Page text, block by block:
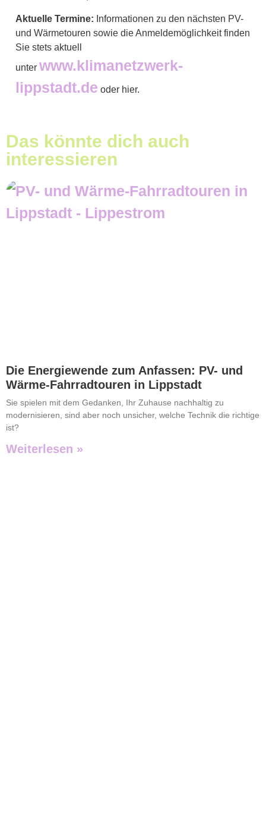
Aktuelle Termine: Informationen zu den nächsten PV-
und Wärmetouren sowie die Anmeldemöglichkeit finden
Sie stets aktuell
unter www.klimanetzwerk-
lippstadt.de oder hier.
Das könnte dich auch
interessieren
Die Energiewende zum Anfassen: PV- und
Wärme-Fahrradtouren in Lippstadt
Sie spielen mit dem Gedanken, Ihr Zuhause nachhaltig zu
modernisieren, sind aber noch unsicher, welche Technik die richtige
ist?
Weiterlesen »